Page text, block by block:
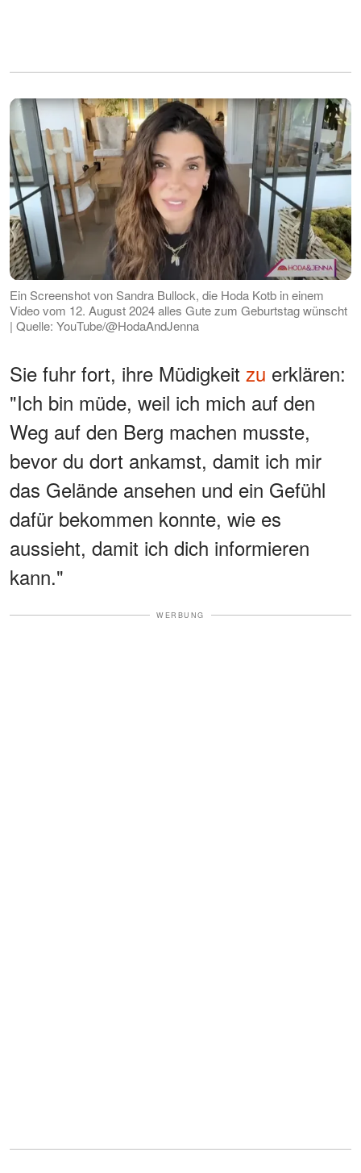
Ein Screenshot von Sandra Bullock, die Hoda Kotb in einem
Video vom 12. August 2024 alles Gute zum Geburtstag wünscht
| Quelle: YouTube/@HodaAndJenna
Sie fuhr fort, ihre Müdigkeit zu erklären:
"Ich bin müde, weil ich mich auf den
Weg auf den Berg machen musste,
bevor du dort ankamst, damit ich mir
das Gelände ansehen und ein Gefühl
dafür bekommen konnte, wie es
aussieht, damit ich dich informieren
kann."
WERBUNG